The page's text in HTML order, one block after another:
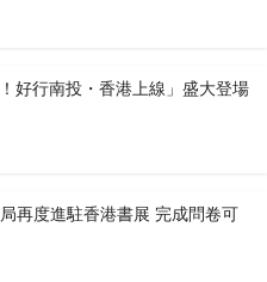
好行南投・香港上線」盛大登場
再度進駐香港書展 完成問卷可